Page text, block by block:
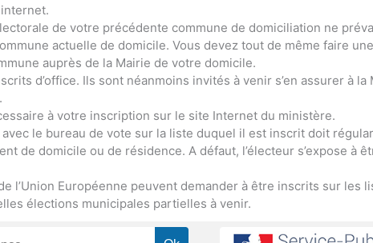
de votre précédente commune de domiciliation ne
actuelle de domicile. Vous devez tout de même faire
auprès de la Mairie de votre domicile.
d’office. Ils sont néanmoins invités à venir s’en assurer à la
à votre inscription sur le site Internet du ministère.
le bureau de vote sur la liste duquel il est inscrit doit
de domicile ou de résidence. A défaut, l’électeur s’expose à
l’Union Européenne peuvent demander à être inscrits sur les
élections municipales partielles à venir.